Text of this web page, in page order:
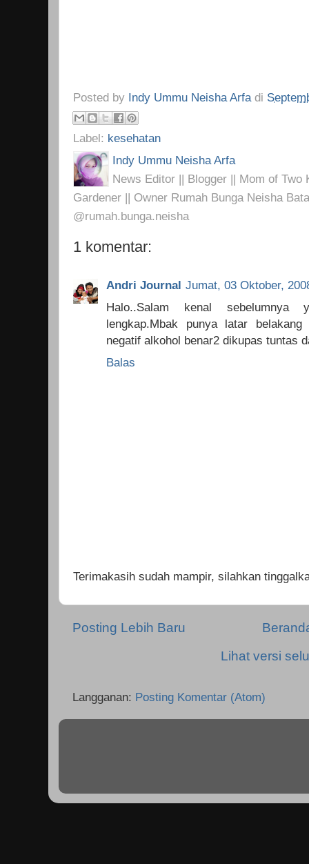
Posted by Indy Ummu Neisha Arfa di
Label: kesehatan
Indy Ummu Neisha Arfa
News Editor || Blogger || Mom of Two
Gardener || Owner Rumah Bunga Neisha
@rumah.bunga.neisha
1 komentar:
Andri Journal Jumat, 03 Oktober,
Halo..Salam kenal sebelumnya
lengkap.Mbak punya latar
negatif alkohol benar2 dikupas tuntas
Balas
Terimakasih sudah mampir, silahkan
Posting Lebih Baru
Lihat versi
Langganan: Posting Komentar (Atom)